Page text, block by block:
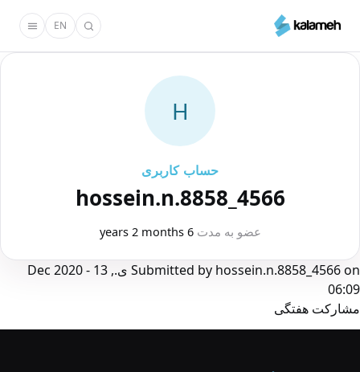
محتوای
اصلی
EN
H
حساب کاربری
hossein.n.8858_4566
عضو به مدت 6 years 2 months
Submitted by hossein.n.8858_4566on
ی., 13 Dec 2020 -
06:09
مشارکت هفتگی